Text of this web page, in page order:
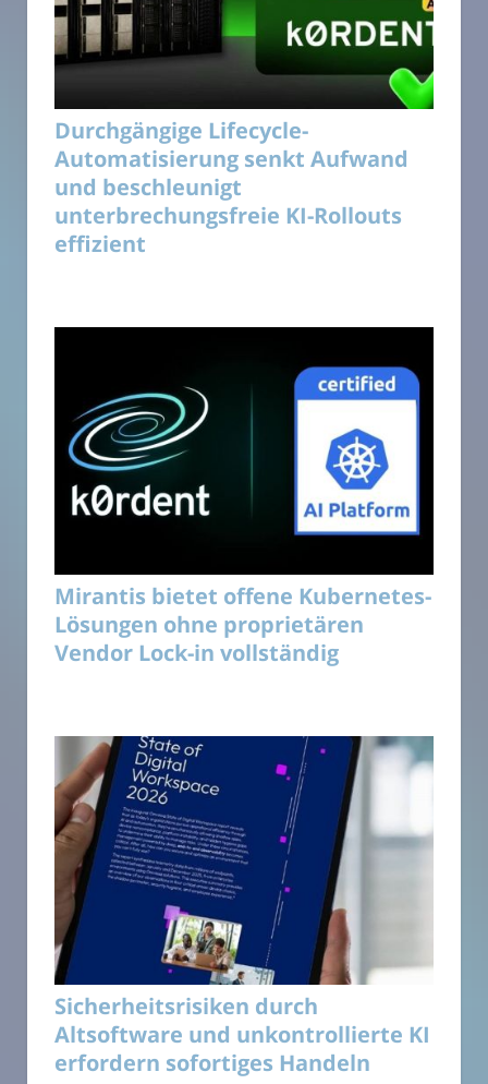
Durchgängige Lifecycle-
Automatisierung senkt Aufwand
und beschleunigt
unterbrechungsfreie KI-Rollouts
effizient
Mirantis bietet offene Kubernetes-
Lösungen ohne proprietären
Vendor Lock-in vollständig
Sicherheitsrisiken durch
Altsoftware und unkontrollierte KI
erfordern sofortiges Handeln